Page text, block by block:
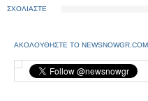
ΣΧΟΛΙΑΣΤΕ
ΑΚΟΛΟΥΘΗΣΤΕ ΤΟ NEWSNOWGR.COM